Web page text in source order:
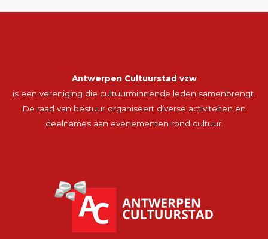
Antwerpen Cultuurstad vzw
is een vereniging die cultuurminnende leden samenbrengt.
De raad van bestuur organiseert diverse activiteiten en
deelnames aan evenementen rond cultuur.